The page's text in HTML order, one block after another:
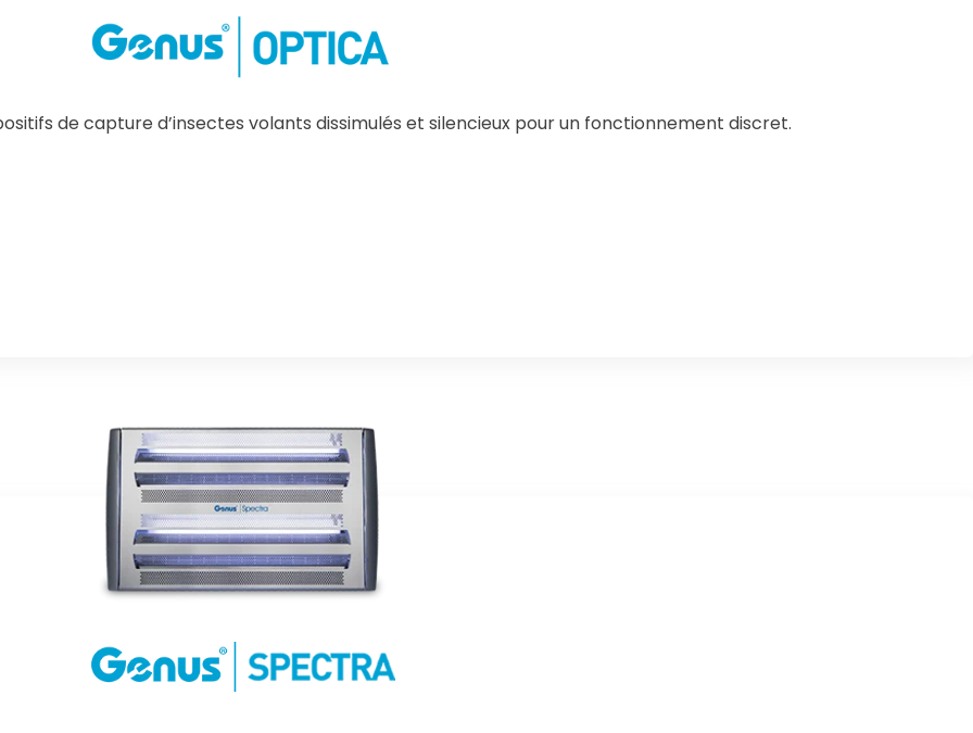
de capture d’insectes volants dissimulés et silencieux pour un fonctionnement discret.
Know More